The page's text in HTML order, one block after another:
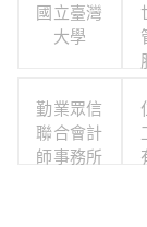
化縣私立
弘道居家
服務機構
國立臺灣
大學
勤業眾信
聯合會計
師事務所